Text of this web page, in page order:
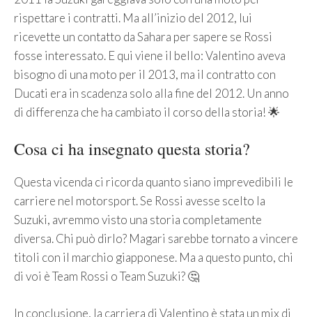
rispettare i contratti. Ma all’inizio del 2012, lui
ricevette un contatto da Sahara per sapere se Rossi
fosse interessato. E qui viene il bello: Valentino aveva
bisogno di una moto per il 2013, ma il contratto con
Ducati era in scadenza solo alla fine del 2012. Un anno
di differenza che ha cambiato il corso della storia! 🌟
Cosa ci ha insegnato questa storia?
Questa vicenda ci ricorda quanto siano imprevedibili le
carriere nel motorsport. Se Rossi avesse scelto la
Suzuki, avremmo visto una storia completamente
diversa. Chi può dirlo? Magari sarebbe tornato a vincere
titoli con il marchio giapponese. Ma a questo punto, chi
di voi è Team Rossi o Team Suzuki? 🤔
In conclusione, la carriera di Valentino è stata un mix di